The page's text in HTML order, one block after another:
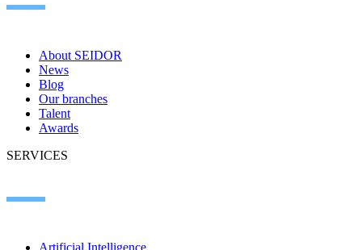
About SEIDOR
News
Blog
Our branches
Talent
Awards
SERVICES
Artificial Intelligence